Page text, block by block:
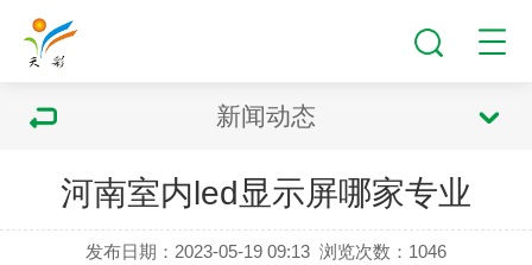
新闻动态
河南室内led显示屏哪家专业
发布日期：2023-05-19 09:13 浏览次数： 1046